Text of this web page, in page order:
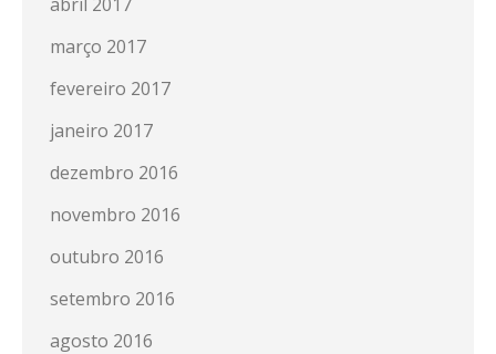
março 2017
fevereiro 2017
janeiro 2017
dezembro 2016
novembro 2016
outubro 2016
setembro 2016
agosto 2016